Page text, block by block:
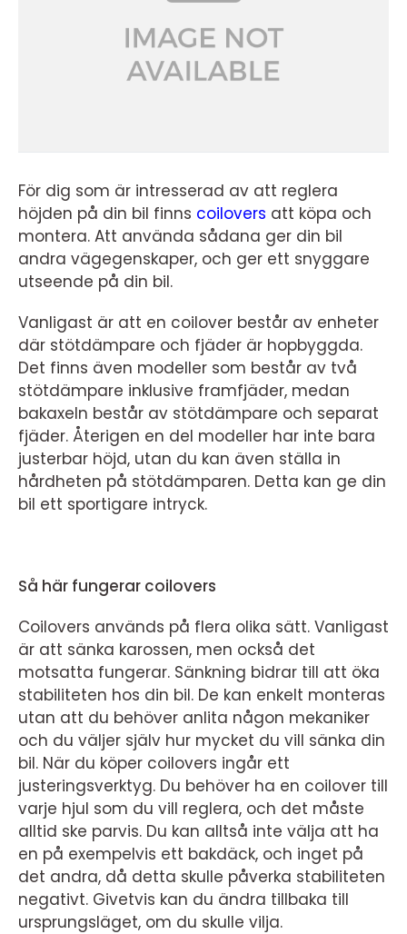
För dig som är intresserad av att reglera
höjden på din bil finns coilovers att köpa och
montera. Att använda sådana ger din bil
andra vägegenskaper, och ger ett snyggare
utseende på din bil.
Vanligast är att en coilover består av enheter
där stötdämpare och fjäder är hopbyggda.
Det finns även modeller som består av två
stötdämpare inklusive framfjäder, medan
bakaxeln består av stötdämpare och separat
fjäder. Återigen en del modeller har inte bara
justerbar höjd, utan du kan även ställa in
hårdheten på stötdämparen. Detta kan ge din
bil ett sportigare intryck.
Så här fungerar coilovers
Coilovers används på flera olika sätt. Vanligast
är att sänka karossen, men också det
motsatta fungerar. Sänkning bidrar till att öka
stabiliteten hos din bil. De kan enkelt monteras
utan att du behöver anlita någon mekaniker
och du väljer själv hur mycket du vill sänka din
bil. När du köper coilovers ingår ett
justeringsverktyg. Du behöver ha en coilover till
varje hjul som du vill reglera, och det måste
alltid ske parvis. Du kan alltså inte välja att ha
en på exempelvis ett bakdäck, och inget på
det andra, då detta skulle påverka stabiliteten
negativt. Givetvis kan du ändra tillbaka till
ursprungsläget, om du skulle vilja.